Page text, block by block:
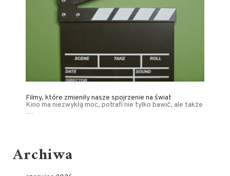
Filmy, które zmieniły nasze spojrzenie na świat
Kino ma niezwykłą moc, potrafi nie tylko bawić, ale także
…
Archiwa